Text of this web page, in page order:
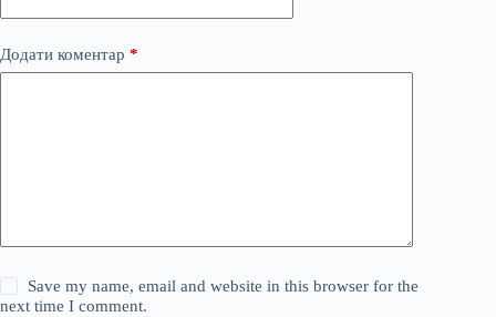
Додати коментар *
Save my name, email and website in this browser for the
next time I comment.